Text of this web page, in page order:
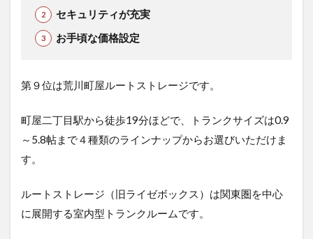
セキュリティが充実
お手頃な価格設定
第９位は荒川町屋ルートストレージです。
町屋二丁目駅から徒歩19分ほどで、トランクサイズは0.9
～5.8帖まで４種類のラインナップからお選びいただけま
す。
ルートストレージ（旧ライゼボックス）は関東圏を中心
に展開する室内型トランクルームです。